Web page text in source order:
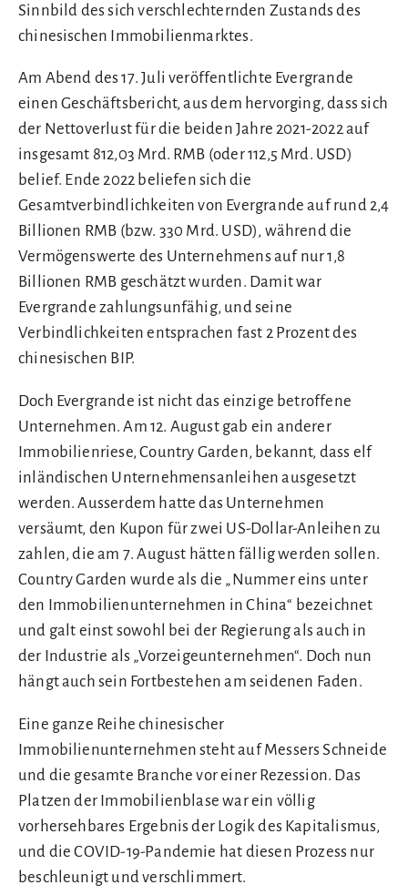
Sinnbild des sich verschlechternden Zustands des
chinesischen Immobilienmarktes.
Am Abend des 17. Juli veröffentlichte Evergrande
einen Geschäftsbericht, aus dem hervorging, dass sich
der Nettoverlust für die beiden Jahre 2021-2022 auf
insgesamt 812,03 Mrd. RMB (oder 112,5 Mrd. USD)
belief. Ende 2022 beliefen sich die
Gesamtverbindlichkeiten von Evergrande auf rund 2,4
Billionen RMB (bzw. 330 Mrd. USD), während die
Vermögenswerte des Unternehmens auf nur 1,8
Billionen RMB geschätzt wurden. Damit war
Evergrande zahlungsunfähig, und seine
Verbindlichkeiten entsprachen fast 2 Prozent des
chinesischen BIP.
Doch Evergrande ist nicht das einzige betroffene
Unternehmen. Am 12. August gab ein anderer
Immobilienriese, Country Garden, bekannt, dass elf
inländischen Unternehmensanleihen ausgesetzt
werden. Ausserdem hatte das Unternehmen
versäumt, den Kupon für zwei US-Dollar-Anleihen zu
zahlen, die am 7. August hätten fällig werden sollen.
Country Garden wurde als die „Nummer eins unter
den Immobilienunternehmen in China“ bezeichnet
und galt einst sowohl bei der Regierung als auch in
der Industrie als „Vorzeigeunternehmen“. Doch nun
hängt auch sein Fortbestehen am seidenen Faden.
Eine ganze Reihe chinesischer
Immobilienunternehmen steht auf Messers Schneide
und die gesamte Branche vor einer Rezession. Das
Platzen der Immobilienblase war ein völlig
vorhersehbares Ergebnis der Logik des Kapitalismus,
und die COVID-19-Pandemie hat diesen Prozess nur
beschleunigt und verschlimmert.